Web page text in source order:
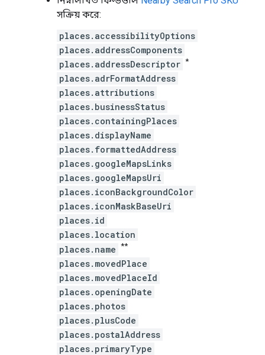
সক্রিয় করে:
places.accessibilityOptions
places.addressComponents
places.addressDescriptor *
places.adrFormatAddress
places.attributions
places.businessStatus
places.containingPlaces
places.displayName
places.formattedAddress
places.googleMapsLinks
places.googleMapsUri
places.iconBackgroundColor
places.iconMaskBaseUri
places.id
places.location
places.name **
places.movedPlace
places.movedPlaceId
places.openingDate
places.photos
places.plusCode
places.postalAddress
places.primaryType